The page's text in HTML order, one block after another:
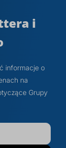
i
informacje o
na
Grupy